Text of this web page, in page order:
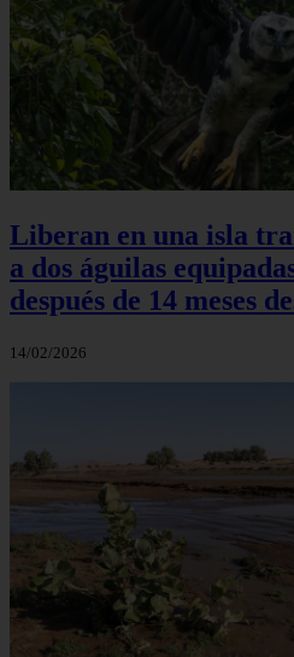
Liberan en una isla
a dos águilas
después de 14 meses
14/02/2026